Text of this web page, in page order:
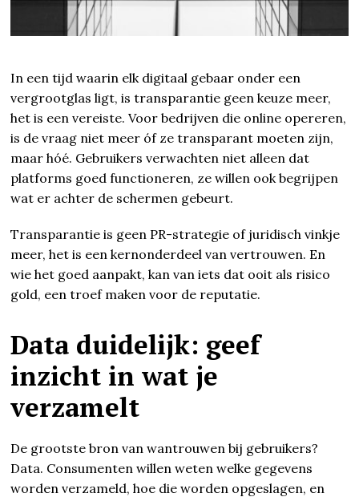
In een tijd waarin elk digitaal gebaar onder een
vergrootglas ligt, is transparantie geen keuze meer,
het is een vereiste. Voor bedrijven die online opereren,
is de vraag niet meer óf ze transparant moeten zijn,
maar hóé. Gebruikers verwachten niet alleen dat
platforms goed functioneren, ze willen ook begrijpen
wat er achter de schermen gebeurt.
Transparantie is geen PR-strategie of juridisch vinkje
meer, het is een kernonderdeel van vertrouwen. En
wie het goed aanpakt, kan van iets dat ooit als risico
gold, een troef maken voor de reputatie.
Data duidelijk: geef
inzicht in wat je
verzamelt
De grootste bron van wantrouwen bij gebruikers?
Data. Consumenten willen weten welke gegevens
worden verzameld, hoe die worden opgeslagen, en